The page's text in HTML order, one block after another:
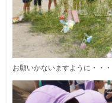
お願いかないますように・・・